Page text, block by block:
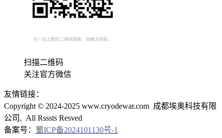
扫描二维码
关注官方微信
友情链接：
Copyright © 2024-2025 www.cryodewar.com 成都埃奥科技有限
公司, All Rsssts Resved
备案号： 蜀ICP备2024101130号-1